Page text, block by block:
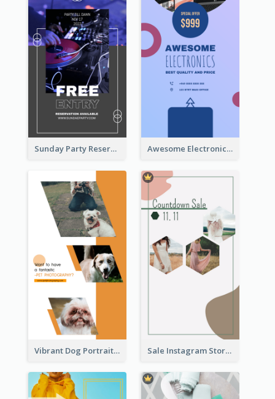
Sunday Party Reservation Instagram Story Awesome Electronics Sale Instagram Story
Vibrant Dog Portrait Instagram Story Design Template Sale Instagram Story